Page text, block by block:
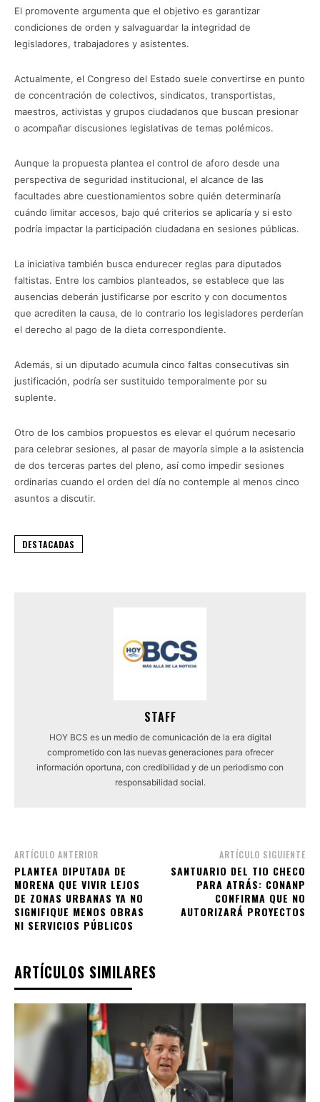
El promovente argumenta que el objetivo es garantizar
condiciones de orden y salvaguardar la integridad de
legisladores, trabajadores y asistentes.
Actualmente, el Congreso del Estado suele convertirse en punto
de concentración de colectivos, sindicatos, transportistas,
maestros, activistas y grupos ciudadanos que buscan presionar
o acompañar discusiones legislativas de temas polémicos.
Aunque la propuesta plantea el control de aforo desde una
perspectiva de seguridad institucional, el alcance de las
facultades abre cuestionamientos sobre quién determinaría
cuándo limitar accesos, bajo qué criterios se aplicaría y si esto
podría impactar la participación ciudadana en sesiones públicas.
La iniciativa también busca endurecer reglas para diputados
faltistas. Entre los cambios planteados, se establece que las
ausencias deberán justificarse por escrito y con documentos
que acrediten la causa, de lo contrario los legisladores perderían
el derecho al pago de la dieta correspondiente.
Además, si un diputado acumula cinco faltas consecutivas sin
justificación, podría ser sustituido temporalmente por su
suplente.
Otro de los cambios propuestos es elevar el quórum necesario
para celebrar sesiones, al pasar de mayoría simple a la asistencia
de dos terceras partes del pleno, así como impedir sesiones
ordinarias cuando el orden del día no contemple al menos cinco
asuntos a discutir.
DESTACADAS
STAFF
HOY BCS es un medio de comunicación de la era digital
comprometido con las nuevas generaciones para ofrecer
información oportuna, con credibilidad y de un periodismo con
responsabilidad social.
ARTÍCULO ANTERIOR
PLANTEA DIPUTADA DE
MORENA QUE VIVIR LEJOS
DE ZONAS URBANAS YA NO
SIGNIFIQUE MENOS OBRAS
NI SERVICIOS PÚBLICOS
ARTÍCULO SIGUIENTE
SANTUARIO DEL TIO CHECO
PARA ATRÁS: CONANP
CONFIRMA QUE NO
AUTORIZARÁ PROYECTOS
ARTÍCULOS SIMILARES